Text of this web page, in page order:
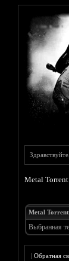
Metal
Metal
Выбранная
|Обратная